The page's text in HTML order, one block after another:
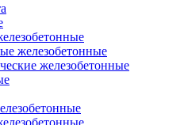
железобетонные
железобетонные